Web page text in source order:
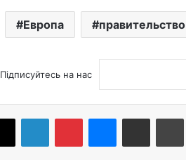
Европа правительство
Підписуйтесь на нас
Поділитися електронною поштою